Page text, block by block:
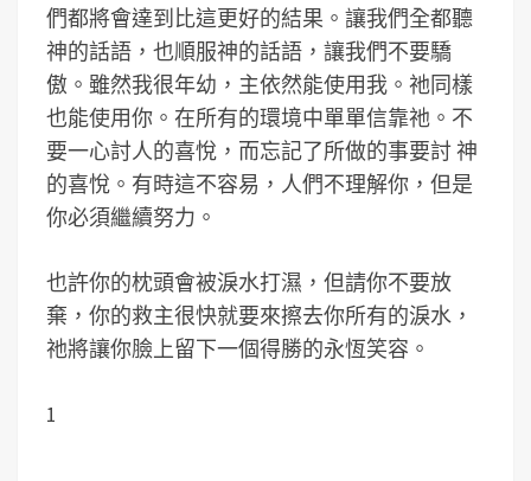
們都將會達到比這更好的結果。讓我們全都聽
神的話語，也順服神的話語，讓我們不要驕
傲。雖然我很年幼，主依然能使用我。祂同樣
也能使用你。在所有的環境中單單信靠祂。不
要一心討人的喜悅，而忘記了所做的事要討 神
的喜悅。有時這不容易，人們不理解你，但是
你必須繼續努力。
也許你的枕頭會被淚水打濕，但請你不要放
棄，你的救主很快就要來擦去你所有的淚水，
祂將讓你臉上留下一個得勝的永恆笑容。
1